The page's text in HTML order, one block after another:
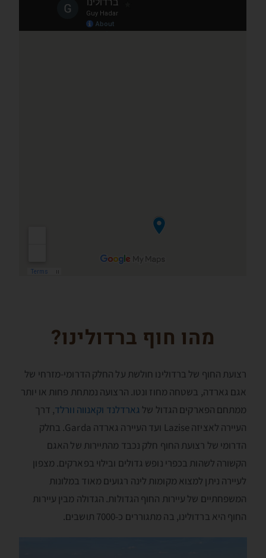
מהו חוף ברדולינו?
רצועת החוף של ברדולינו חולשת על החלק הדרומי-מזרחי של
אגם גארדה, בשטחה מחוז ונטו. הרצועה נמתחת פחות או יותר
ממתחם הפארקים הגדול של גארדלנד וקאנווה וורלד, דרך
העיירה לאציזה Lazise ועד העיירה גארדה Garda. בחלק
הדרומי של רצועת החוף חלק נכבד מהתיירות של האגם
הקשורה לשהות בכפרי נופש גדולים ובילוי בפארקים. מצפון
לעיירה ניתן למצוא מקומות לינה רגועים מאוד במלונות
המשפחתיים של עיירות החוף הגדולות. הגדולה מבין עיירות
החוף היא ברדולינו, בה מתגוררים כ-7000 תושבים.